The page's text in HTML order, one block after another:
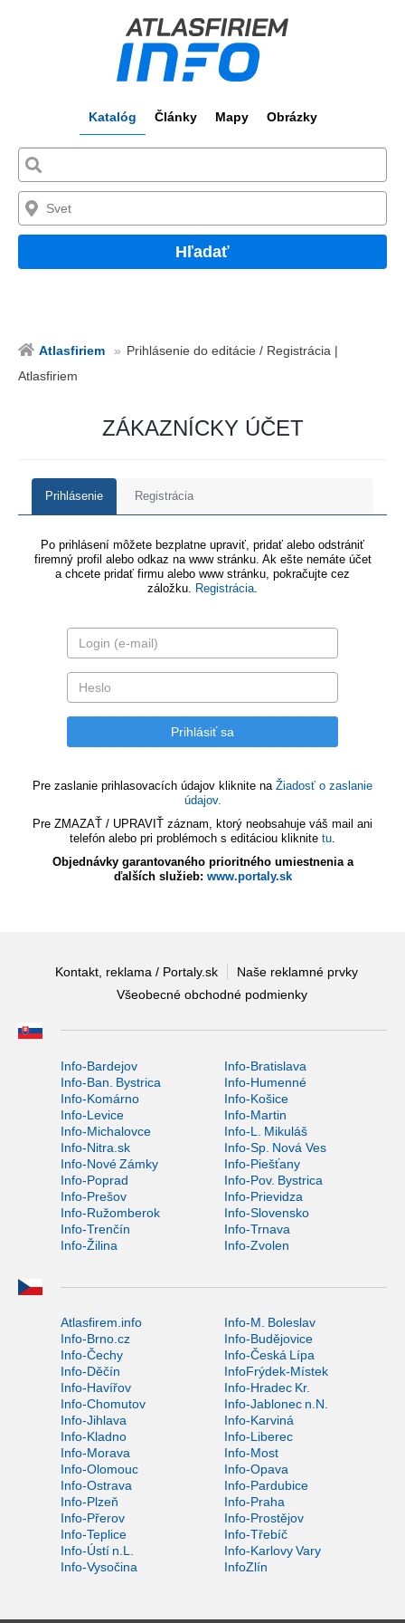
Katalóg Články Mapy Obrázky
Hľadať
Atlasfiriem
Prihlásenie do editácie / Registrácia |
Atlasfiriem
ZÁKAZNÍCKY ÚČET
Prihlásenie Registrácia
Po prihlásení môžete bezplatne upraviť, pridať alebo odstrániť
firemný profil alebo odkaz na www stránku. Ak ešte nemáte účet
a chcete pridať firmu alebo www stránku, pokračujte cez
záložku. Registrácia.
Pre zaslanie prihlasovacích údajov kliknite na Žiadosť o zaslanie
údajov.
Pre ZMAZAŤ / UPRAVIŤ záznam, ktorý neobsahuje váš mail ani
telefón alebo pri problémoch s editáciou kliknite tu.
Objednávky garantovaného prioritného umiestnenia a
ďalších služieb: www.portaly.sk
Kontakt, reklama / Portaly.sk
Naše reklamné prvky
Všeobecné obchodné podmienky
Info-Bardejov
Info-Bratislava
Info-Ban. Bystrica
Info-Humenné
Info-Komárno
Info-Košice
Info-Levice
Info-Martin
Info-Michalovce
Info-L. Mikuláš
Info-Nitra.sk
Info-Sp. Nová Ves
Info-Nové Zámky
Info-Piešťany
Info-Poprad
Info-Pov. Bystrica
Info-Prešov
Info-Prievidza
Info-Ružomberok
Info-Slovensko
Info-Trenčín
Info-Trnava
Info-Žilina
Info-Zvolen
Atlasfirem.info
Info-M. Boleslav
Info-Brno.cz
Info-Budějovice
Info-Čechy
Info-Česká Lípa
Info-Děčín
InfoFrýdek-Místek
Info-Havířov
Info-Hradec Kr.
Info-Chomutov
Info-Jablonec n.N.
Info-Jihlava
Info-Karviná
Info-Kladno
Info-Liberec
Info-Morava
Info-Most
Info-Olomouc
Info-Opava
Info-Ostrava
Info-Pardubice
Info-Plzeň
Info-Praha
Info-Přerov
Info-Prostějov
Info-Teplice
Info-Třebíč
Info-Ústí n.L.
Info-Karlovy Vary
Info-Vysočina
InfoZlín